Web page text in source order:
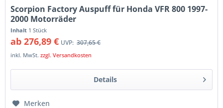
Scorpion Factory Auspuff für Honda VFR 800 1997-
2000 Motorräder
Inhalt 1 Stück
ab 276,89 € UVP: 307,65 €
inkl. MwSt.zzgl. Versandkosten
Details
Merken